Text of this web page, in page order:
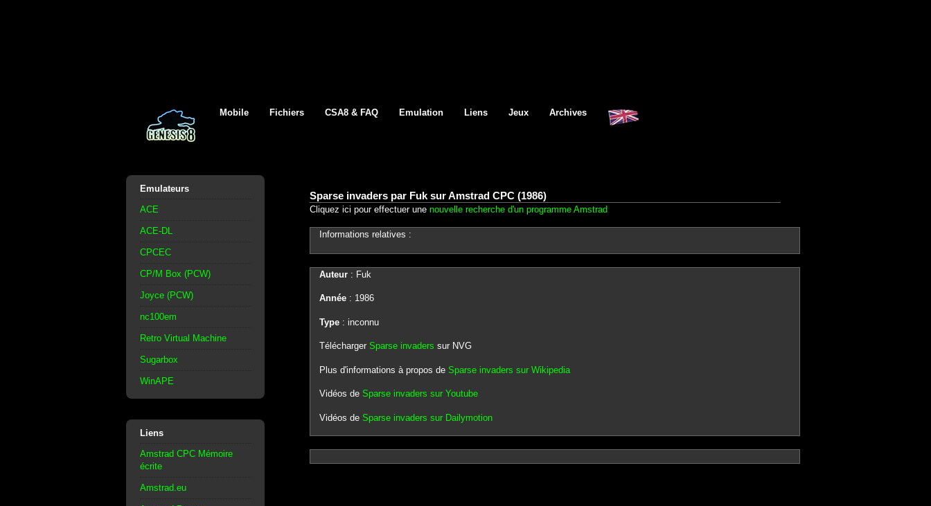
Mobile Fichiers CSA8 & FAQ Emulation Liens Jeux Archives
Emulateurs
ACE
ACE-DL
CPCEC
CP/M Box (PCW)
Joyce (PCW)
nc100em
Retro Virtual Machine
Sugarbox
WinAPE
Liens
Amstrad CPC Mémoire
écrite
Amstrad.eu
Sparse invaders par Fuk sur Amstrad CPC (1986)
Cliquez ici pour effectuer une nouvelle recherche d'un programme Amstrad
Informations relatives :
Auteur: Fuk
Année: 1986
Type: inconnu
Télécharger Sparse invaders sur NVG
Plus d'informations à propos de Sparse invaders sur Wikipedia
Vidéos de Sparse invaders sur Youtube
Vidéos de Sparse invaders sur Dailymotion